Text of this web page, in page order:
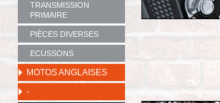
TRANSMISSION
PRIMAIRE
PIÈCES DIVERSES
ECUSSONS
MOTOS ANGLAISES
-